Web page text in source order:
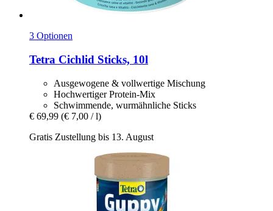
3 Optionen
Tetra Cichlid Sticks, 10l
Ausgewogene & vollwertige Mischung
Hochwertiger Protein-Mix
Schwimmende, wurmähnliche Sticks
€ 69,99 (€ 7,00 / l)
Gratis Zustellung bis 13. August